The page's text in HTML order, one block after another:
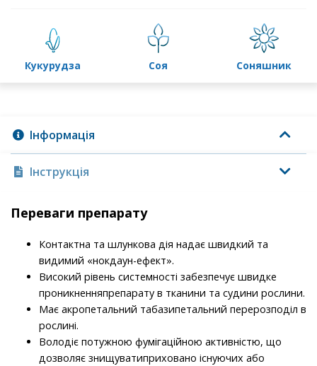
кукурудза соя соняшник
Інформація
Інструкція
Переваги препарату
Контактна та шлункова дія надає швидкий та
видимий «нокдаун-ефект».
Високий рівень системності забезпечує швидке
проникненняпрепарату в тканини та судини рослини.
Має акропетальний табазипетальний перерозподіл в
рослині.
Володіє потужною фумігаційною активністю, що
дозволяє знищуватиприховано існуючих або